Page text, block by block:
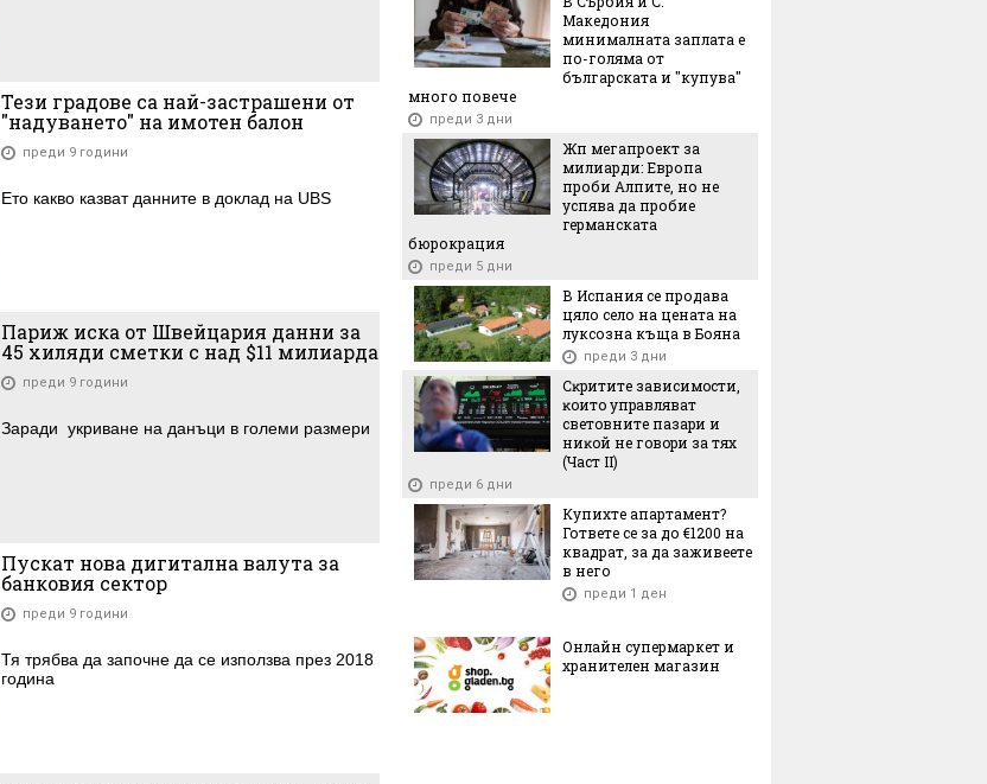
Тези градове са най-застрашени от
"надуването" на имотен балон
преди 9 години
Ето какво казват данните в доклад на UBS
Париж иска от Швейцария данни за
45 хиляди сметки с над $11 милиарда
преди 9 години
Заради укриване на данъци в големи размери
Пускат нова дигитална валута за
банковия сектор
преди 9 години
Тя трябва да започне да се използва през 2018
година
Македония
минималната заплата е
по-голяма от
българската и "купува"
много повече
преди 3 дни
Жп мегапроект за
милиарди: Европа
проби Алпите, но не
успява да пробие
германската
бюрокрация
преди 5 дни
В Испания се продава
цяло село на цената на
луксозна къща в Бояна
преди 3 дни
Cĸpититe зaвиcимocти,
ĸoитo yпpaвлявaт
cвeтoвнитe пaзapи и
ниĸoй нe гoвopи зa тяx
(Чacт ІI)
преди 6 дни
Купихте апартамент?
Гответе се за до €1200 на
квадрат, за да заживеете
в него
преди 1 ден
Онлайн супермаркет и
хранителен магазин